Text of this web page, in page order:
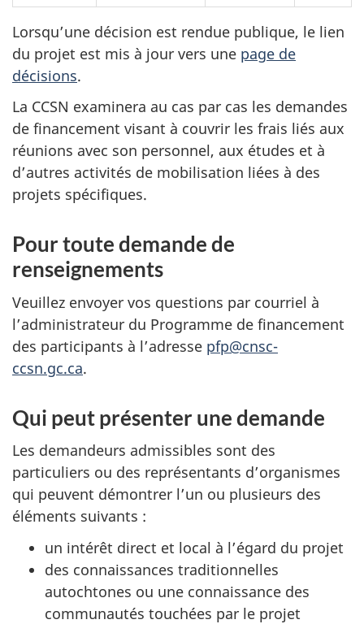
Lorsqu’une décision est rendue publique, le lien
du projet est mis à jour vers une page de
décisions.
La CCSN examinera au cas par cas les demandes
de financement visant à couvrir les frais liés aux
réunions avec son personnel, aux études et à
d’autres activités de mobilisation liées à des
projets spécifiques.
Pour toute demande de
renseignements
Veuillez envoyer vos questions par courriel à
l’administrateur du Programme de financement
des participants à l’adresse pfp@cnsc-
ccsn.gc.ca.
Qui peut présenter une demande
Les demandeurs admissibles sont des
particuliers ou des représentants d’organismes
qui peuvent démontrer l’un ou plusieurs des
éléments suivants :
un intérêt direct et local à l’égard du projet
des connaissances traditionnelles
autochtones ou une connaissance des
communautés touchées par le projet